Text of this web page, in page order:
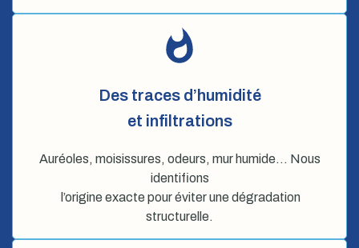
Des traces d’humidité
et infiltrations
Auréoles, moisissures, odeurs, mur humide… Nous
identifions
l’origine exacte pour éviter une dégradation
structurelle.